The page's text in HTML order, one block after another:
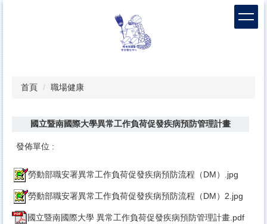
首頁 職場健康
國立暨南國際大學異常工作負荷促發疾病預防管理計畫
發佈單位 :
勞動部職安署異常工作負荷促發疾病預防流程（DM）.jpg
勞動部職安署異常工作負荷促發疾病預防流程（DM）2.jpg
國立暨南國際大學 異常工作負荷促發疾病預防管理計畫.pdf